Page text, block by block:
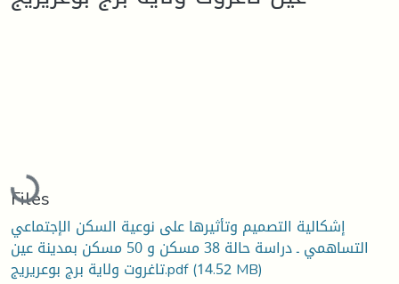
Loading...
Files
إشكالية التصميم وتأثيرها على نوعية السكن الإجتماعي
التساهمي ـ دراسة حالة 38 مسكن و 50 مسكن بمدينة عين
تاغروت ولاية برج بوعريريج.pdf(14.52 MB)